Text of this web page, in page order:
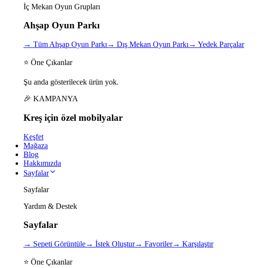
İç Mekan Oyun Grupları
Ahşap Oyun Parkı
→ Tüm Ahşap Oyun Parkı → Dış Mekan Oyun Parkı → Yedek Parçalar
⭐ Öne Çıkanlar
Şu anda gösterilecek ürün yok.
🎉 KAMPANYA
Kreş için özel mobilyalar
Keşfet
Mağaza
Blog
Hakkımızda
Sayfalar
Sayfalar
Yardım & Destek
Sayfalar
→ Sepeti Görüntüle→ İstek Oluştur→ Favoriler→ Karşılaştır
⭐ Öne Çıkanlar